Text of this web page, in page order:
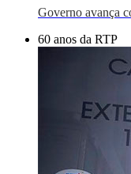
Governo avança
60 anos da RTP